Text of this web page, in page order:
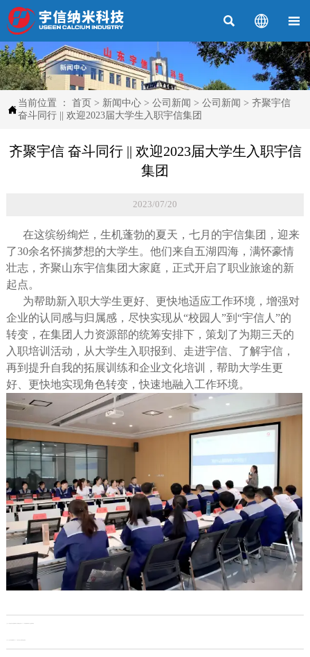
  

当前位置 ： 首页 > 新闻中心 > 公司新闻 > 公司新闻 > 齐聚宇信
奋斗同行 || 欢迎2023届大学生入职宇信集团
齐聚宇信 奋斗同行 || 欢迎2023届大学生入职宇信
集团
2023/07/20
在这缤纷绚烂，生机蓬勃的夏天，七月的宇信集团，迎来
了30余名怀揣梦想的大学生。他们来自五湖四海，满怀豪情
壮志，齐聚山东宇信集团大家庭，正式开启了职业旅途的新
起点。
为帮助新入职大学生更好、更快地适应工作环境，增强对
企业的认同感与归属感，尽快实现从“校园人”到“宇信人”的
转变，在集团人力资源部的统筹安排下，策划了为期三天的
入职培训活动，从大学生入职报到、走进宇信、了解宇信，
再到提升自我的拓展训练和企业文化培训，帮助大学生更
好、更快地实现角色转变，快速地融入工作环境。